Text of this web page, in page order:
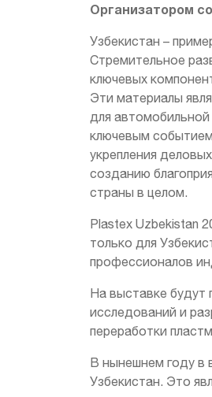
Организатором
Узбекистан –
Стремительное
ключевых
Эти материалы
для
ключевым
укрепления
созданию
страны в целом.
Plastex Uzbekistan
только для
профессионалов
На выставке будут
исследований и
переработки
В нынешнем году в
Узбекистан. Это